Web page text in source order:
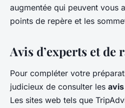
augmentée qui peuvent vous
points de repère et les
Avis d’experts et de
Pour compléter votre
judicieux de consulter les avis
Les sites web tels que